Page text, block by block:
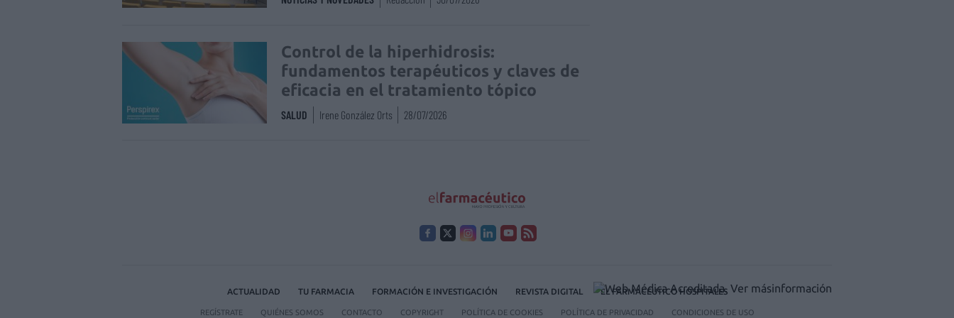
Control de la hiperhidrosis:
fundamentos terapéuticos y claves de
eficacia en el tratamiento tópico
SALUD Irene González Orts 28/07/2026
ACTUALIDAD TU FARMACIA FORMACIÓN E INVESTIGACIÓN REVISTA DIGITAL EL FARMACÉUTICO HOSPITALES
REGÍSTRATE QUIÉNES SOMOS CONTACTO COPYRIGHT POLÍTICA DE COOKIES POLÍTICA DE PRIVACIDAD CONDICIONES DE USO